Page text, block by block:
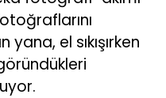
el sıkışırken